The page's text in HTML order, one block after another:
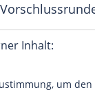
Inhalt:
um